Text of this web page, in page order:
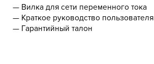
— Вилка для сети переменного тока
— Краткое руководство пользователя
— Гарантийный талон